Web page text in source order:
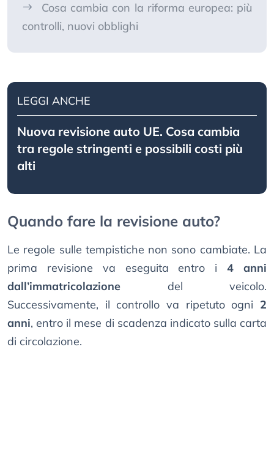
Cosa cambia con la riforma europea: più
controlli, nuovi obblighi
LEGGI ANCHE
Nuova revisione auto UE. Cosa cambia
tra regole stringenti e possibili costi più
alti
Quando fare la revisione auto?
Le regole sulle tempistiche non sono cambiate. La
prima revisione va eseguita entro i4 anni
dall’immatricolazione del veicolo.
Successivamente, il controllo va ripetuto ogni 2
anni, entro il mese di scadenza indicato sulla carta
di circolazione.